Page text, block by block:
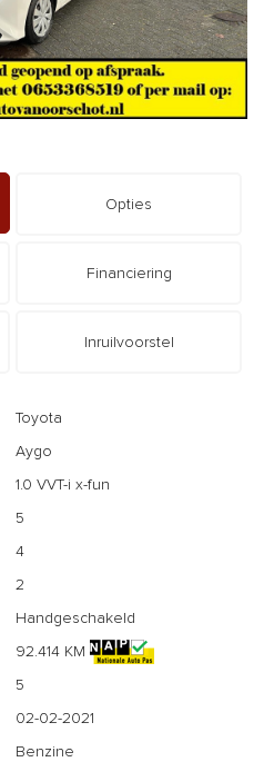
Opties
Financiering
Inruilvoorstel
Toyota
Aygo
1.0 VVT-i x-fun
5
4
2
Handgeschakeld
92.414 KM
5
02-02-2021
Benzine